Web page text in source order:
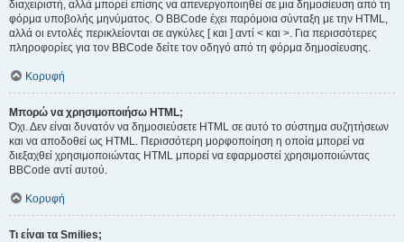
διαχειριστή, αλλά μπορεί επίσης να απενεργοποιηθεί σε μια δημοσίευση από τη
φόρμα υποβολής μηνύματος. Ο BBCode έχει παρόμοια σύνταξη με την HTML,
αλλά οι εντολές περικλείονται σε αγκύλες [ και ] αντί < και >. Για περισσότερες
πληροφορίες για τον BBCode δείτε τον οδηγό από τη φόρμα δημοσίευσης.
Κορυφή
Μπορώ να χρησιμοποιήσω HTML;
Όχι. Δεν είναι δυνατόν να δημοσιεύσετε HTML σε αυτό το σύστημα συζητήσεων
και να αποδοθεί ως HTML. Περισσότερη μορφοποίηση η οποία μπορεί να
διεξαχθεί χρησιμοποιώντας HTML μπορεί να εφαρμοστεί χρησιμοποιώντας
BBCode αντί αυτού.
Κορυφή
Τι είναι τα Smilies;